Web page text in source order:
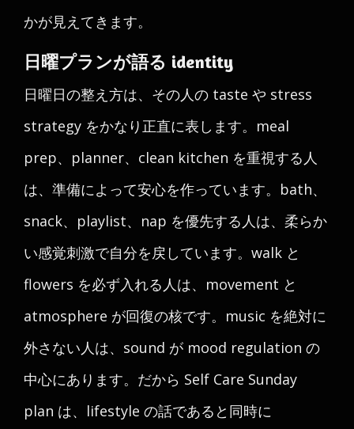
かが見えてきます。
日曜プランが語る identity
日曜日の整え方は、その人の taste や stress
strategy をかなり正直に表します。meal
prep、planner、clean kitchen を重視する人
は、準備によって安心を作っています。bath、
snack、playlist、nap を優先する人は、柔らか
い感覚刺激で自分を戻しています。walk と
flowers を必ず入れる人は、movement と
atmosphere が回復の核です。music を絶対に
外さない人は、sound が mood regulation の
中心にあります。だから Self Care Sunday
plan は、lifestyle の話であると同時に